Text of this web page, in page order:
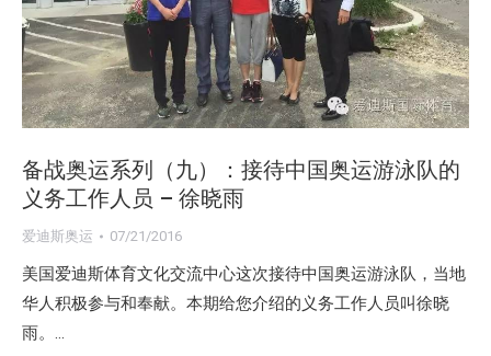
备战奥运系列（九）：接待中国奥运游泳队的
义务工作人员 – 徐晓雨
爱迪斯奥运 07/21/2016
美国爱迪斯体育文化交流中心这次接待中国奥运游泳队，当地
华人积极参与和奉献。本期给您介绍的义务工作人员叫徐晓
雨。…